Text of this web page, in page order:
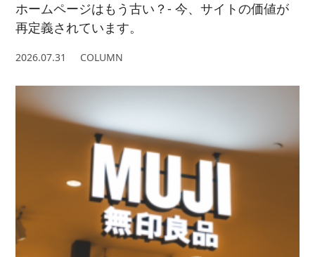
ホームページはもう古い？- 今、サイトの価値が
再定義されています。
2026.07.31 COLUMN